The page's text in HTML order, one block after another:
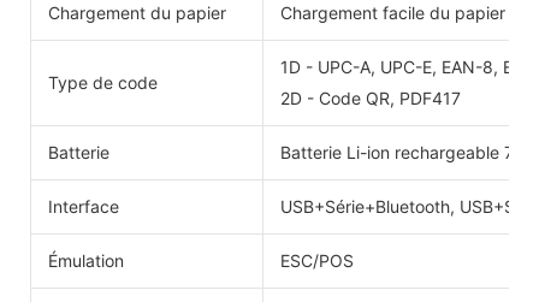
Chargement du papier Chargement facile du papier
Type de code
1D - UPC-A, UPC-E, EAN-8,
2D - Code QR, PDF417
Batterie Batterie Li-ion rechargeable 7,4
Interface USB+Série+Bluetooth,
Émulation ESC/POS